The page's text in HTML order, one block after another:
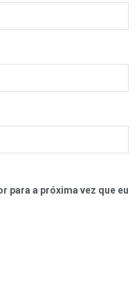
para a próxima vez que eu